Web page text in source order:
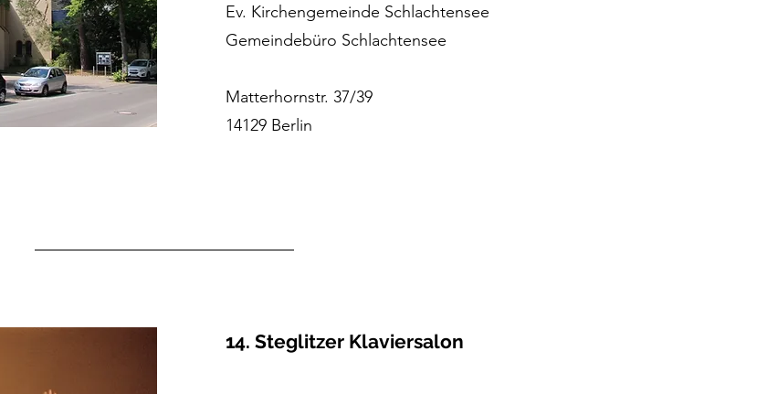
Ev. Kirchengemeinde Schlachtensee
Gemeindebüro Schlachtensee
Matterhornstr. 37/39
14129 Berlin
14. Steglitzer Klaviersalon